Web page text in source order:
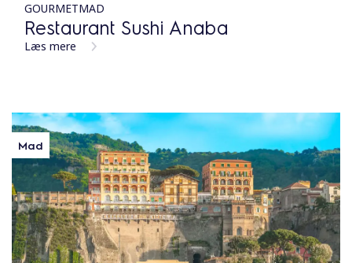
GOURMETMAD
Restaurant Sushi Anaba
Læs mere
Mad